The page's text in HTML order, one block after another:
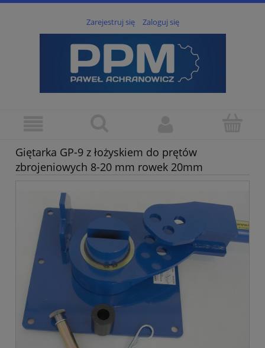
Zarejestruj się Zaloguj się
Giętarka GP-9 z łożyskiem do prętów
zbrojeniowych 8-20 mm rowek 20mm